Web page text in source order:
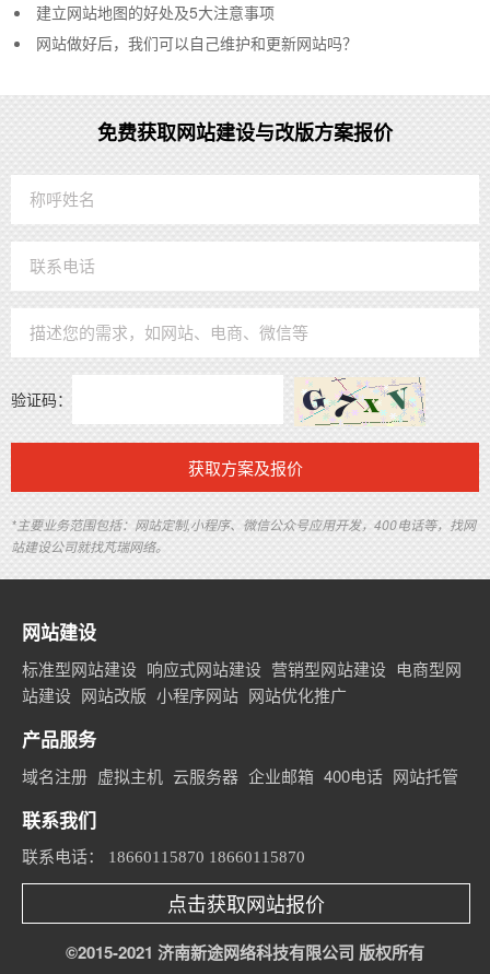
建立网站地图的好处及5大注意事项
网站做好后，我们可以自己维护和更新网站吗？
免费获取网站建设与改版方案报价
验证码：
获取方案及报价
*主要业务范围包括：网站定制,小程序、微信公众号应用开发，400电话等，找网
站建设公司就找芃瑞网络。
网站建设
标准型网站建设 响应式网站建设 营销型网站建设 电商型网
站建设 网站改版 小程序网站 网站优化推广
产品服务
域名注册 虚拟主机 云服务器 企业邮箱 400电话 网站托管
联系我们
联系电话： 18660115870 18660115870
点击获取网站报价
©2015-2021 济南新途网络科技有限公司 版权所有